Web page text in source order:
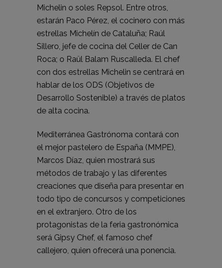
Michelin o soles Repsol. Entre otros,
estarán Paco Pérez, el cocinero con más
estrellas Michelín de Cataluña; Raúl
Sillero, jefe de cocina del Celler de Can
Roca; o Raül Balam Ruscalleda. El chef
con dos estrellas Michelin se centrará en
hablar de los ODS (Objetivos de
Desarrollo Sostenible) a través de platos
de alta cocina.
Mediterránea Gastrónoma contará con
el mejor pastelero de España (MMPE),
Marcos Díaz, quien mostrará sus
métodos de trabajo y las diferentes
creaciones que diseña para presentar en
todo tipo de concursos y competiciones
en el extranjero. Otro de los
protagonistas de la feria gastronómica
será Gipsy Chef, el famoso chef
callejero, quien ofrecerá una ponencia.